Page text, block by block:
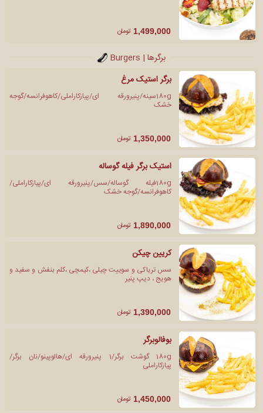
1,499,000 تومان
برگرها | Burgers
برگر استیک مرغ
180gسینه/پنیرورقه ای/پیازکاراملی/کاهوفرانسه/گوجه
خشک
1,350,000 تومان
استیک برگر فیله گوساله
180gفیله گوساله/سس/پنیرورقه ای/پیازکاراملی/
کاهوفرانسه/گوجه خشک
1,890,000 تومان
کریین چیکن
سس تریاکی و سوییت چیلی ،کیمچی ،کلم بنفش و سفید و
هویج ، دیپ پنیر
1,390,000 تومان
بوفالوبرگر
180g گوشت برگر/1 پنیرورقه ای/هالوپینو/نان برگر/
پیازکاراملی
1,450,000 تومان